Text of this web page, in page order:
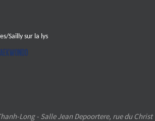
Sailly sur la lys
Long - Salle Jean Depoortere, rue du Christ